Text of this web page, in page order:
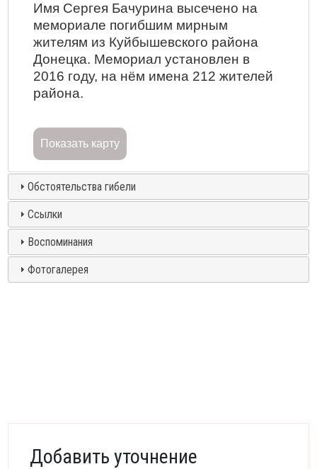
Имя Сергея Бачурина высечено на
мемориале погибшим мирным
жителям из Куйбышевского района
Донецка. Мемориал установлен в
2016 году, на нём имена 212 жителей
района.
Показать карту
Обстоятельства гибели
Ссылки
Воспоминания
Фотогалерея
Добавить уточнение